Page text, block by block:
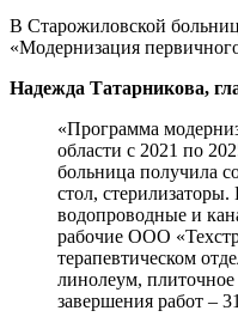
В Старожиловской
«Модернизация
Надежда Татарникова,
«Программа
области с 2021 по
больница получила
стол,
водопроводные и
рабочие ООО
терапевтическом
линолеум,
завершения работ –